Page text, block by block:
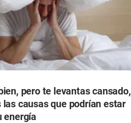
pero te levantas cansado,
causas que podrían estar
energía